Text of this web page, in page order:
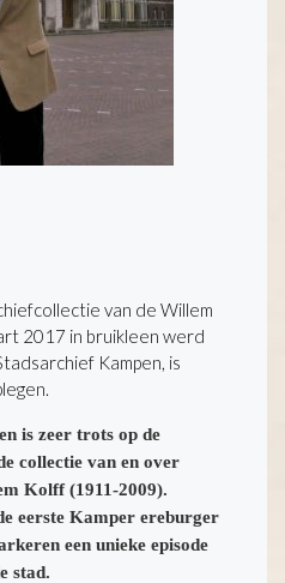
van de Willem
2017 in bruikleen werd
Kampen, is
is zeer trots op de
collectie van en over
Kolff (1911-2009).
eerste Kamper ereburger
een unieke episode
stad.